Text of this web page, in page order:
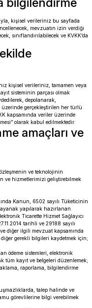
GS
GS
RT
GS
GS ADVENTURE
T
800
2
1000/PAUL SMAR
V4
V2
V4
GİDON
114
114-117
CLASSIC
S
RIDER ST
1250
GLIDE
GLIDE LIMITED
GLIDE SPECIAL
KING SPECIAL
S
XL
DUKE R
SUPER DUKE GT
410
450
350
650
350
411
METEOR 650
1200
400 X
900
400
TRIPLE
TWIN 1200
SCRAMBLER
TRIPLE
TWIN
900
R 1200
900 GP
kişisel verileriniz bu sayfada
mevzuatın izin verdiği
sınıflandırılabilecek ve KVKK’da
kişisel verileriniz, tamamen veya
sisteminin parçası olmak
depolanarak,
üzerinde gerçekleştirilen her türlü
kapsamında veriler üzerinde
olarak kabul edilmektedir.
amaçları ve
ve teknolojinin
ve hizmetlerimizi geliştirebilmek
Kanun, 6502 sayılı Tüketicinin
yapılarak hazırlanan
Ticarette Hizmet Sağlayıcı
tarihli ve 29188 sayılı
diğer ilgili mevzuat kapsamında
gerekli bilgileri kaydetmek için;
ödeme sistemleri, elektronik
tüm kayıt ve belgeleri düzenlemek;
raporlama, bilgilendirme
talep halinde ve
görevlilerine bilgi verebilmek